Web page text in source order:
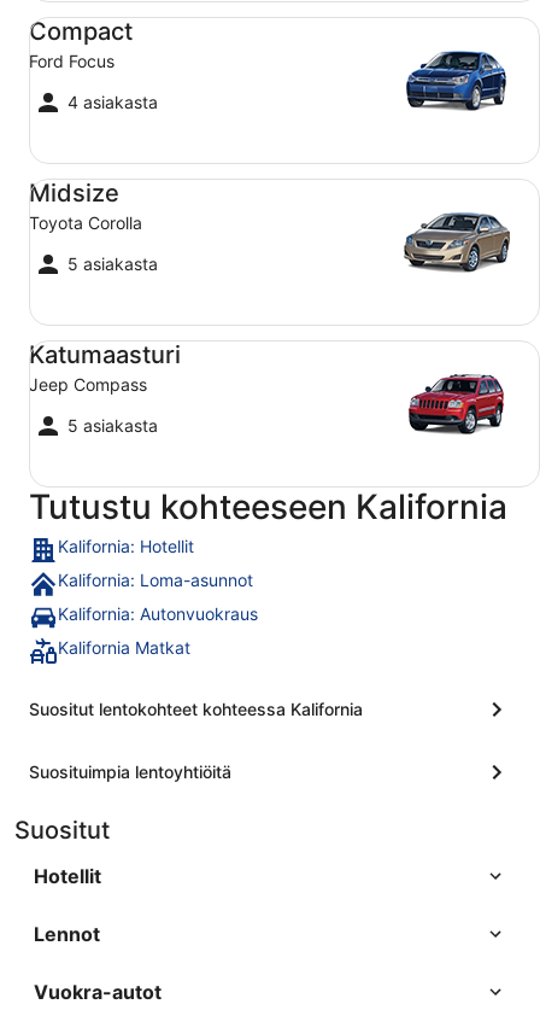
Compact
Ford Focus
4 asiakasta
Compact Ford Focus
Midsize
Toyota Corolla
5 asiakasta
Midsize Toyota Corolla
Katumaasturi
Jeep Compass
5 asiakasta
Katumaasturi Jeep Compass
Tutustu kohteeseen Kalifornia
Kalifornia: Hotellit
Kalifornia: Loma-asunnot
Kalifornia: Autonvuokraus
Kalifornia Matkat
Suositut lentokohteet kohteessa Kalifornia
Suosituimpia lentoyhtiöitä
Suositut
Hotellit
Lennot
Vuokra-autot